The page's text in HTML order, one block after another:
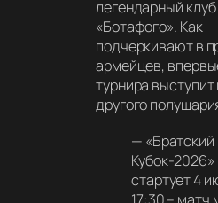
легендарный
«Ботафого». Как
подчеркивают в
армейцев,
турнира
другого
— «Братский
Кубок-2026»
стартует 4